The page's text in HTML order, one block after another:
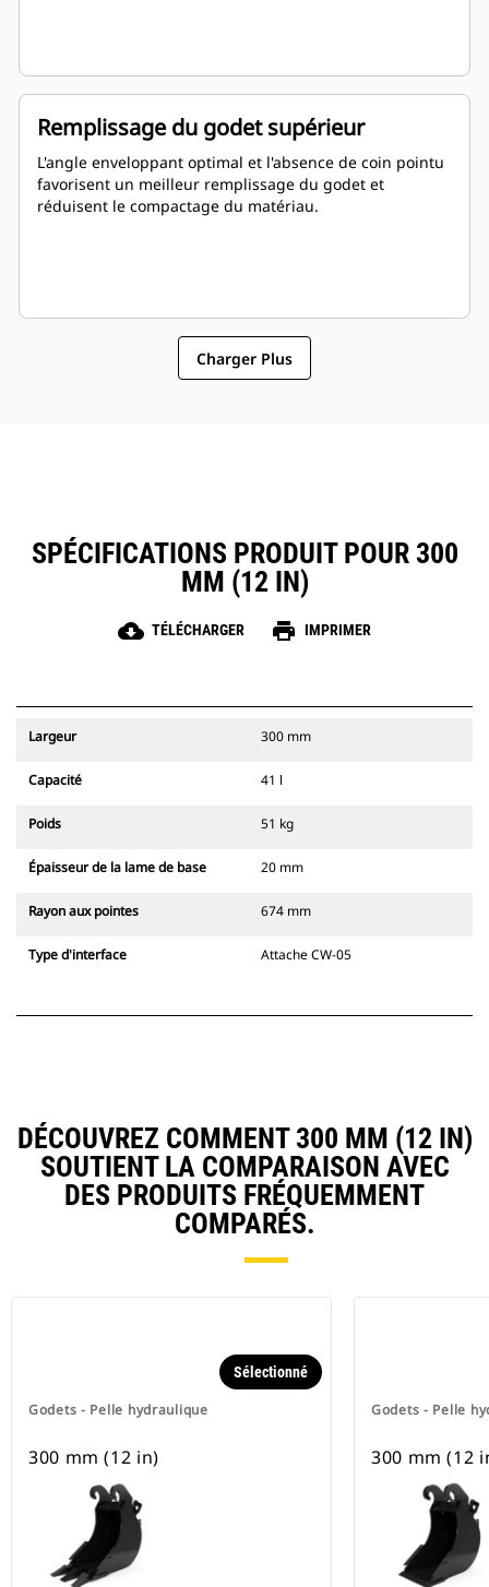
Remplissage du godet supérieur
L'angle enveloppant optimal et l'absence de coin pointu
favorisent un meilleur remplissage du godet et
réduisent le compactage du matériau.
Charger Plus
SPÉCIFICATIONS PRODUIT POUR 300
MM (12 IN)
cloud_download TÉLÉCHARGER print IMPRIMER
Largeur 300 mm
Capacité 41 l
Poids 51 kg
Épaisseur de la lame de base 20 mm
Rayon aux pointes 674 mm
Type d'interface Attache CW-05
DÉCOUVREZ COMMENT 300 MM (12 IN)
SOUTIENT LA COMPARAISON AVEC
DES PRODUITS FRÉQUEMMENT
COMPARÉS.
Godets - Pelle hydraulique
Sélectionné
300 mm (12 in)
Godets - Pelle
300 mm (12